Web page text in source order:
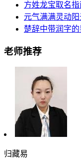
方姓龙宝取名
元气满满灵动
楚辞中带润字
老师推荐
归藏易